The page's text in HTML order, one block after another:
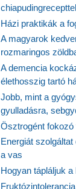
chiapudingrecepttel
Házi praktikák a
A magyarok
rozmaringos
A demencia
élethosszig tartó
Jobb, mint a
gyulladásra,
Ösztrogént fokozó
Energiát
a vas
Hogyan tápláljuk